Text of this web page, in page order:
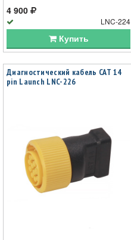
4 900
LNC-224
Купить
Диагностический кабель CAT 14
pin Launch LNC-226